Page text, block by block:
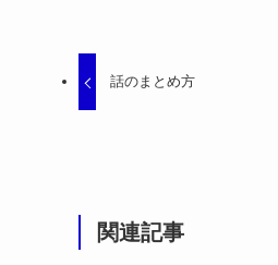
話のまとめ方
関連記事